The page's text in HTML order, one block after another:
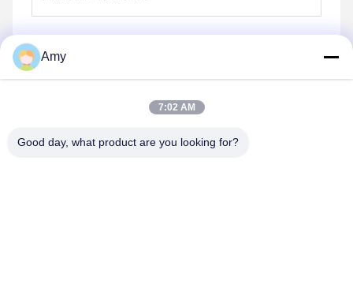
Amy
7:02 AM
Good day, what product are you looking for?